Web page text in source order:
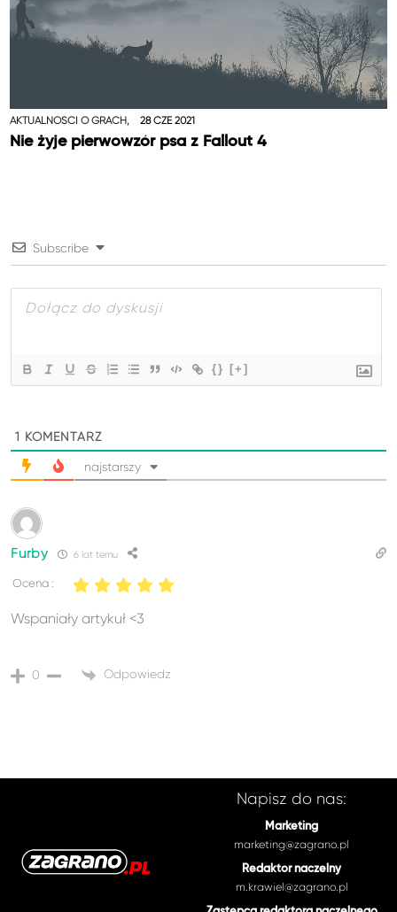
AKTUALNOŚCI O GRACH, 28 CZE 2021
Nie żyje pierwowzór psa z Fallout 4
Subscribe
{} [+]
1 KOMENTARZ
najstarszy
Furby 6 lat temu
Ocena :
Wspaniały artykuł <3
0 Odpowiedz
Napisz do nas:
Marketing
marketing@zagrano.pl
Redaktor naczelny
m.krawiel@zagrano.pl